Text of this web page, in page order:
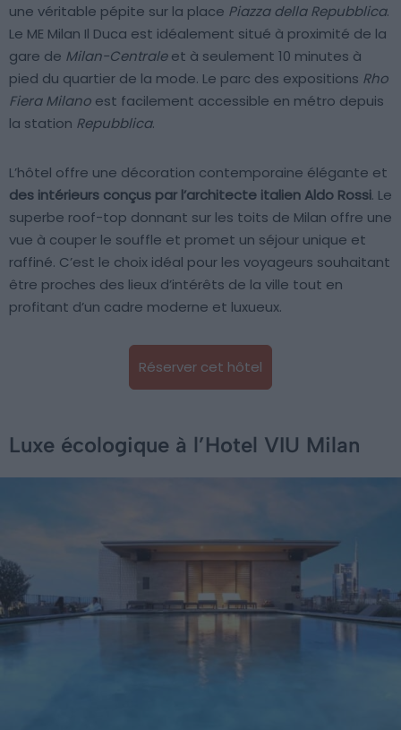
une véritable pépite sur la place Piazza della Repubblica.
Le ME Milan Il Duca est idéalement situé à proximité de la
gare de Milan-Centraleet à seulement 10 minutes à
pied du quartier de la mode. Le parc des expositions Rho
Fiera Milano est facilement accessible en métro depuis
la station Repubblica.
L’hôtel offre une décoration contemporaine élégante et
des intérieurs conçus par l’architecte italien Aldo Rossi. Le
superbe roof-top donnant sur les toits de Milan offre une
vue à couper le souffle et promet un séjour unique et
raffiné. C’est le choix idéal pour les voyageurs souhaitant
être proches des lieux d’intérêts de la ville tout en
profitant d’un cadre moderne et luxueux.
Réserver cet hôtel
Luxe écologique à l’Hotel VIU Milan